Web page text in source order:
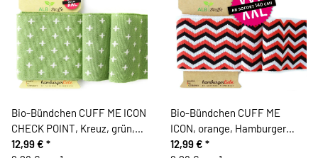
Bio-Bündchen CUFF ME ICON
CHECK POINT, Kreuz, grün,
Albstoffe
12,99 € *
Bio-Bündchen CUFF ME
ICON, orange, Hamburger
Liebe
12,99 € *